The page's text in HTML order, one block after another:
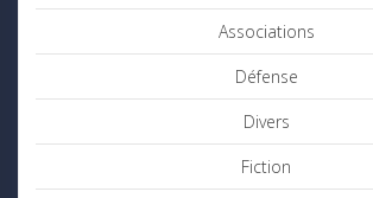
Associations
Défense
Divers
Fiction